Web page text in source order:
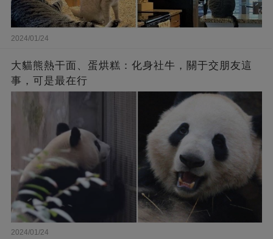
2024/01/24
大貓熊熱干面、蛋烘糕：化身社牛，關于交朋友這
事，可是最在行
2024/01/24